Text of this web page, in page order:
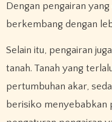
Dengan pengairan
berkembang dengan
Selain itu, pengairan
tanah. Tanah yang
pertumbuhan akar,
berisiko menyebabkan